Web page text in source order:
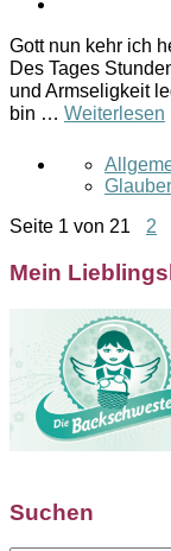
Gott nun kehr ich
Des Tages
und Armseligkeit
bin … Weiterlesen
Seite 1 von 21 2
Mein
Suchen